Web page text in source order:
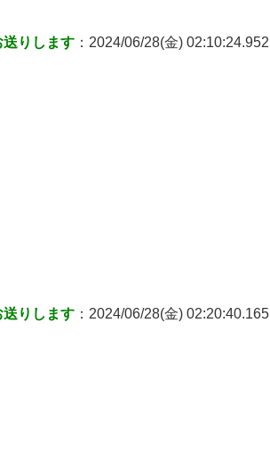
送りします ：2024/06/28(金) 02:10:24.952
送りします ：2024/06/28(金) 02:20:40.165